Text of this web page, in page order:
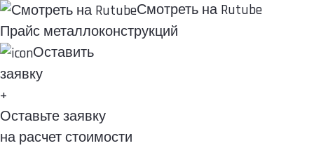
Смотреть на Rutube
Прайс металло­конструкций
Оставить
заявку
+
Оставьте заявку
на расчет стоимости